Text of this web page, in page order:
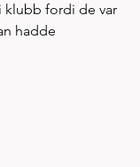
klubb fordi de var
hadde